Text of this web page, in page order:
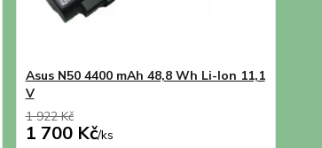
Asus N50 4400 mAh 48,8 Wh Li-Ion 11,1
V
1 922 Kč
1 700 Kč/ks